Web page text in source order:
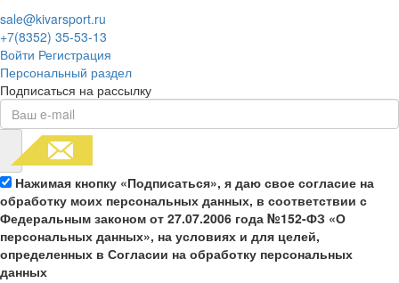
sale@kivarsport.ru
+7(8352) 35-53-13
Войти Регистрация
Персональный раздел
Подписаться на рассылку
Нажимая кнопку «Подписаться», я даю свое согласие на
обработку моих персональных данных, в соответствии с
Федеральным законом от 27.07.2006 года №152-ФЗ «О
персональных данных», на условиях и для целей,
определенных в Согласии на обработку персональных
данных